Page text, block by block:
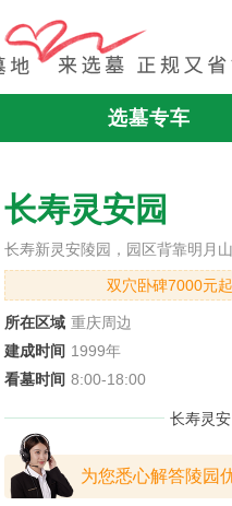
选墓专车
长寿灵安园
长寿新灵安陵园，园区背靠明月
双穴卧碑7000元起
所在区域 重庆周边
建成时间 1999年
看墓时间 8:00-18:00
长寿灵
为您悉心解答陵园